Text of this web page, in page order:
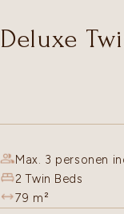
Deluxe
Max. 3 personen
2 Twin Beds
79 m²